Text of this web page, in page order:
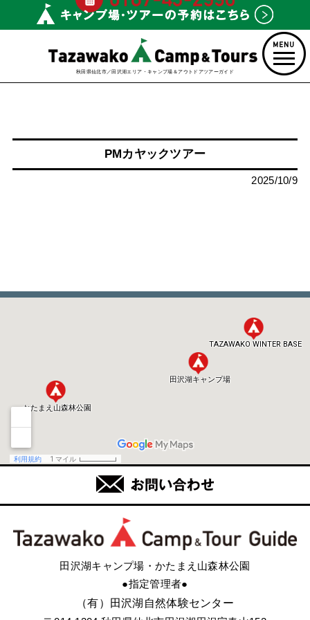
秋田県仙北市／田沢湖エリア・キャンプ場＆アウトドアツアーガイド
PMカヤックツアー
2025/10/9
田沢湖キャンプ場・かたまえ山森林公園
●指定管理者●
（有）田沢湖自然体験センター